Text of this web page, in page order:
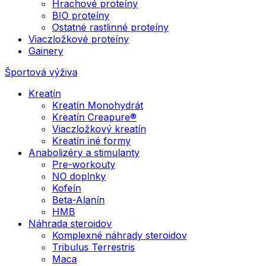
Hrachové proteíny
BIO proteíny
Ostatné rastlinné proteíny
Viaczložkové proteíny
Gainery
Športová výživa
Kreatín
Kreatín Monohydrát
Kreatín Creapure®
Viaczložkový kreatín
Kreatín iné formy
Anabolizéry a stimulanty
Pre-workouty
NO doplnky
Kofeín
Beta-Alanín
HMB
Náhrada steroidov
Komplexné náhrady steroidov
Tribulus Terrestris
Maca